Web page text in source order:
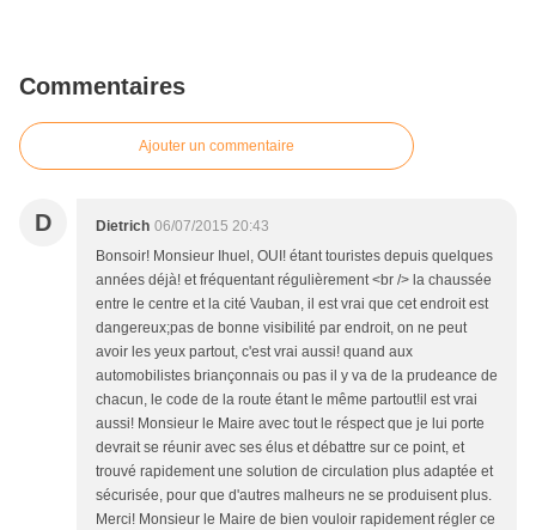
Commentaires
Ajouter un commentaire
D Dietrich 06/07/2015 20:43
Bonsoir! Monsieur Ihuel, OUI! étant touristes depuis quelques
années déjà! et fréquentant régulièrement <br /> la chaussée
entre le centre et la cité Vauban, il est vrai que cet endroit est
dangereux;pas de bonne visibilité par endroit, on ne peut
avoir les yeux partout, c'est vrai aussi! quand aux
automobilistes briançonnais ou pas il y va de la prudeance de
chacun, le code de la route étant le même partout!il est vrai
aussi! Monsieur le Maire avec tout le réspect que je lui porte
devrait se réunir avec ses élus et débattre sur ce point, et
trouvé rapidement une solution de circulation plus adaptée et
sécurisée, pour que d'autres malheurs ne se produisent plus.
Merci! Monsieur le Maire de bien vouloir rapidement régler ce